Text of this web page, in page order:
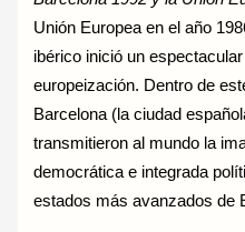
Unión Europea en el año
ibérico inició un
europeización. Dentro de
Barcelona (la ciudad
transmitieron al mundo la
democrática e integrada
estados más avanzados de